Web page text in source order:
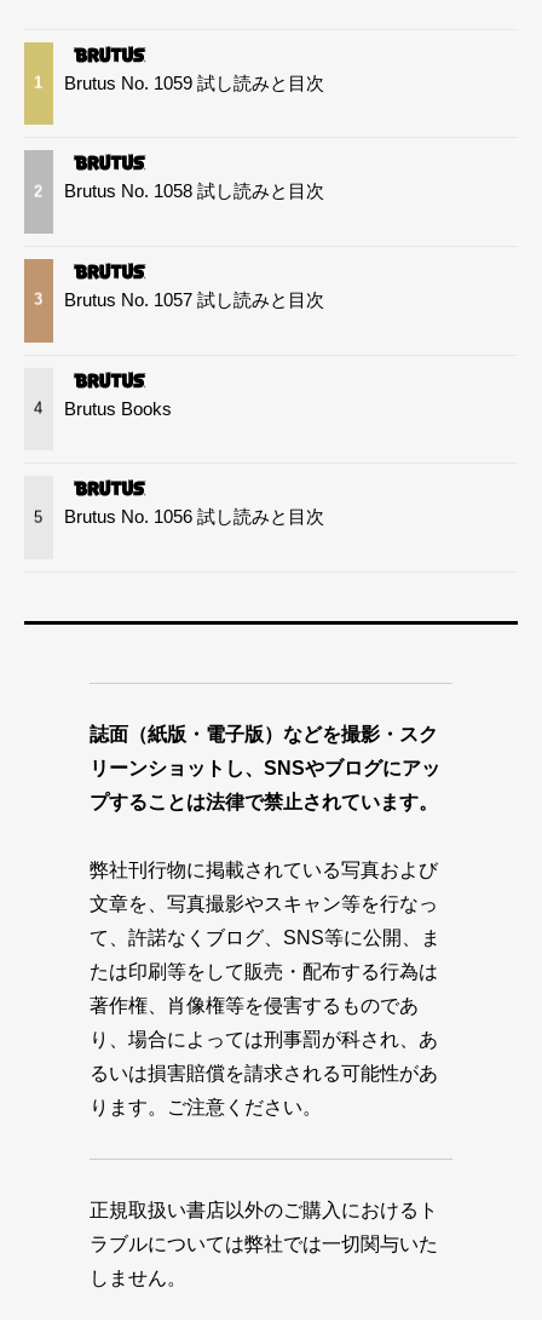
1 Brutus No. 1059 試し読みと目次
2 Brutus No. 1058 試し読みと目次
3 Brutus No. 1057 試し読みと目次
4 Brutus Books
5 Brutus No. 1056 試し読みと目次
誌面（紙版・電子版）などを撮影・スク
リーンショットし、SNSやブログにアッ
プすることは法律で禁止されています。
弊社刊行物に掲載されている写真および
文章を、写真撮影やスキャン等を行なっ
て、許諾なくブログ、SNS等に公開、ま
たは印刷等をして販売・配布する行為は
著作権、肖像権等を侵害するものであ
り、場合によっては刑事罰が科され、あ
るいは損害賠償を請求される可能性があ
ります。ご注意ください。
正規取扱い書店以外のご購入におけるト
ラブルについては弊社では一切関与いた
しません。